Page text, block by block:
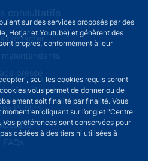
sur des services proposés par des
Hotjar et Youtube) et génèrent des
propres, conformément à leur
seul les cookies requis seront
vous permet de donner ou de
soit finalité par finalité. Vous
en cliquant sur l’onglet "Centre
préférences sont conservées pour
cédées à des tiers ni utilisées à
consultatifs
contacter
presse
des Achats
Publics +
FAQs